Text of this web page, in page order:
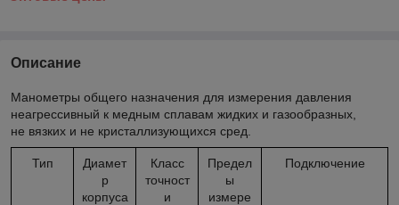
Описание
Манометры общего назначения для измерения давления
неагрессивный к медным сплавам жидких и газообразных,
не вязких и не кристаллизующихся сред.
Тип
Диамет
р
корпуса
Класс
точност
и
Предел
ы
измере
Подключение